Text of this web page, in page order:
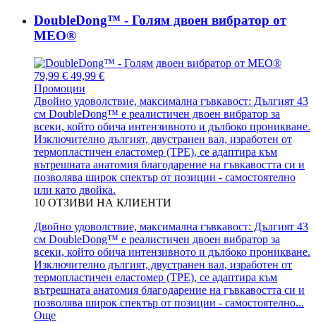
DoubleDong™ - Голям двоен вибратор от
MEO®
79,99 € 49,99 €
Промоции
Двойно удоволствие, максимална гъвкавост: Дългият 43
см DoubleDong™ е реалистичен двоен вибратор за
всеки, който обича интензивното и дълбоко проникване.
Изключително дългият, двустранен вал, изработен от
термопластичен еластомер (TPE), се адаптира към
вътрешната анатомия благодарение на гъвкавостта си и
позволява широк спектър от позиции - самостоятелно
или като двойка.
10 ОТЗИВИ НА КЛИЕНТИ
Двойно удоволствие, максимална гъвкавост: Дългият 43
см DoubleDong™ е реалистичен двоен вибратор за
всеки, който обича интензивното и дълбоко проникване.
Изключително дългият, двустранен вал, изработен от
термопластичен еластомер (TPE), се адаптира към
вътрешната анатомия благодарение на гъвкавостта си и
позволява широк спектър от позиции - самостоятелно...
Още